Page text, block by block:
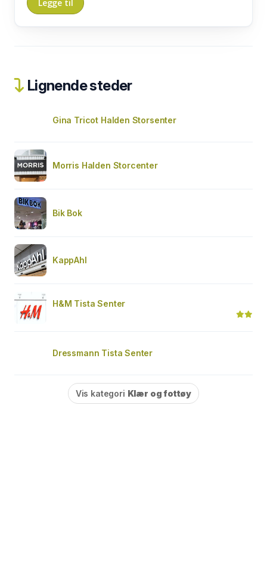
Lignende steder
Gina Tricot Halden Storsenter
Morris Halden Storcenter
Bik Bok
KappAhl
H&M Tista Senter
Dressmann Tista Senter
Vis kategori Klær og fottøy